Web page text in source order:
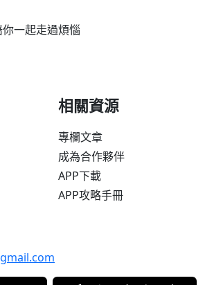
一起走過煩惱
相關資源
專欄文章
成為合作夥伴
APP下載
APP攻略手冊